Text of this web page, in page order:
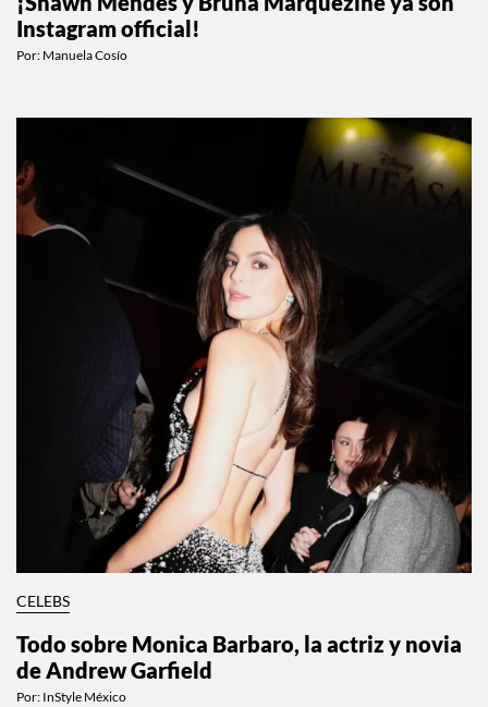
Instagram official!
Por: Manuela Cosío
CELEBS
Todo sobre Monica Barbaro, la actriz y novia
de Andrew Garfield
Por: InStyle México